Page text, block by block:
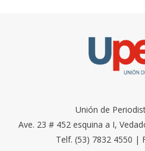
Unión de
Ave. 23 # 452 esquina a I,
Telf. (53) 7832 4550 |